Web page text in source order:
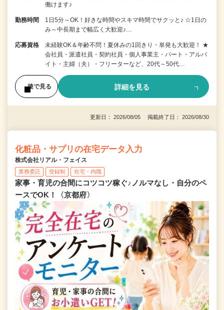
働けます♪
勤務時間
1日5分～OK！好きな時間やスキマ時間でサクッと♪ ☆1日の
み～中長期まで幅広く大歓迎♪…
応募資格
未経験OK＆年齢不問！夏休みの1回きり・単発も大歓迎！ ★
会社員・派遣社員・契約社員・個人事業主・パート・アルバ
イト・主婦（夫）・フリーターなど、20代～50代…
後で見る 詳細を見る
更新日： 2026/08/05 掲載終了日： 2026/08/30
化粧品・サプリの在宅データ入力
株式会社リアル・フェイス
業務委託 登録制 在宅・内職
家事・育児の合間にコツコツ稼ぐ♪ノルマなし・自分のペ
ースでOK！〈京都府〉